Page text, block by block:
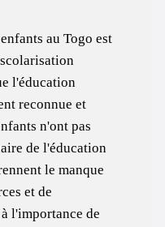
au Togo est
l'éducation
reconnue et
n'ont pas
de l'éducation
le manque
et de
l'importance de